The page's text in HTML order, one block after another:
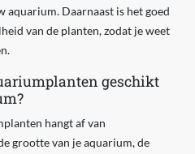
aquarium. Daarnaast is het goed
van de planten, zodat je weet
geschikt
hangt af van
grootte van je aquarium, de